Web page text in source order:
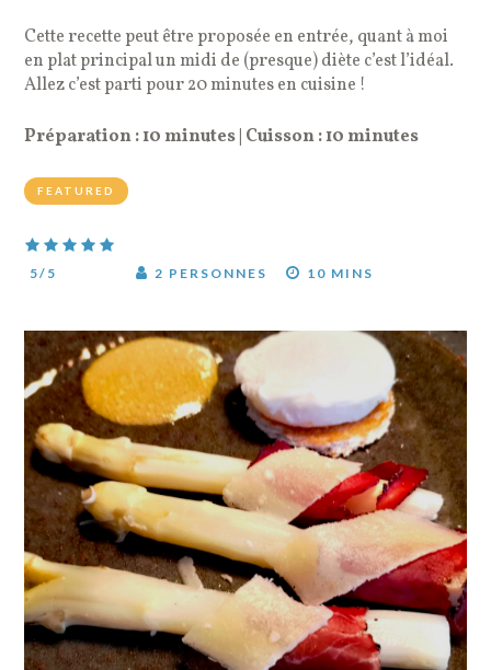
Cette recette peut être proposée en entrée, quant à moi
en plat principal un midi de (presque) diète c’est l’idéal.
Allez c’est parti pour 20 minutes en cuisine !
Préparation : 10 minutes | Cuisson : 10 minutes
FEATURED
5/5 2 PERSONNES 10 MINS